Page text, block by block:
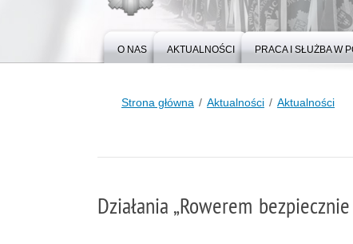
O NAS AKTUALNOŚCI PRACA I SŁUŻBA W
Strona główna Aktualności Aktualności
Działania „Rowerem